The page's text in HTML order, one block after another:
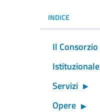
INDICE
Il Consorzio
Istituzionale
Servizi
Opere